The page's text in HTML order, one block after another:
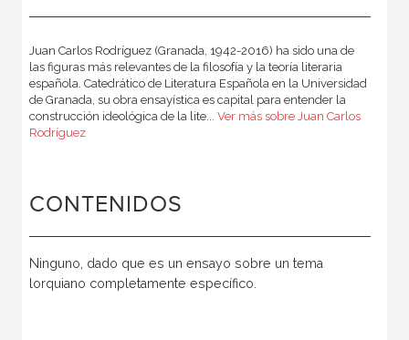
Juan Carlos Rodríguez (Granada, 1942-2016) ha sido una de
las figuras más relevantes de la filosofía y la teoría literaria
española. Catedrático de Literatura Española en la Universidad
de Granada, su obra ensayística es capital para entender la
construcción ideológica de la lite... Ver más sobre Juan Carlos
Rodríguez
CONTENIDOS
Ninguno, dado que es un ensayo sobre un tema
lorquiano completamente específico.